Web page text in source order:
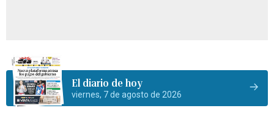
El diario de hoy
viernes, 7 de agosto de 2026